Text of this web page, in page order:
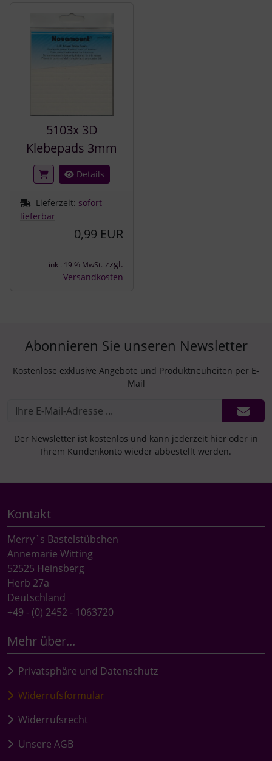
5103x 3D
Klebepads 3mm
Details
Lieferzeit: sofort
lieferbar
0,99 EUR
inkl. 19 % MwSt. zzgl.
Versandkosten
Abonnieren Sie unseren Newsletter
Kostenlose exklusive Angebote und Produktneuheiten per E-
Mail
Der Newsletter ist kostenlos und kann jederzeit hier oder in
Ihrem Kundenkonto wieder abbestellt werden.
Kontakt
Merry`s Bastelstübchen
Annemarie Witting
52525 Heinsberg
Herb 27a
Deutschland
+49 - (0) 2452 - 1063720
Mehr über...
Privatsphäre und Datenschutz
Widerrufsformular
Widerrufsrecht
Unsere AGB